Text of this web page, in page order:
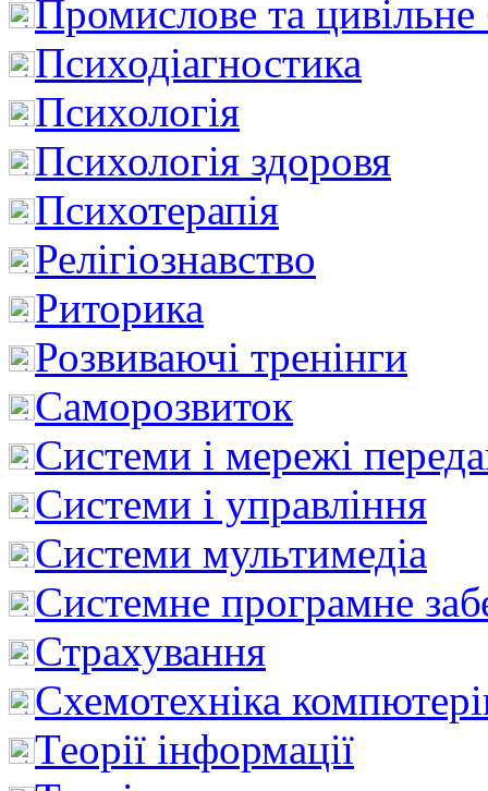
Промислове та цивільне
Психодіагностика
Психологія
Психологія здоровя
Психотерапія
Релігіознавство
Риторика
Розвиваючі тренінги
Саморозвиток
Системи і мережі
Системи і управління
Системи мультимедіа
Системне програмне
Страхування
Схемотехніка
Теорії інформації